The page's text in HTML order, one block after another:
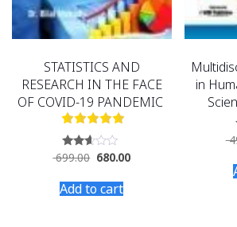
STATISTICS AND
RESEARCH IN THE FACE
OF COVID-19 PANDEMIC
Rated
5
699.00 680.00
Add to cart
in